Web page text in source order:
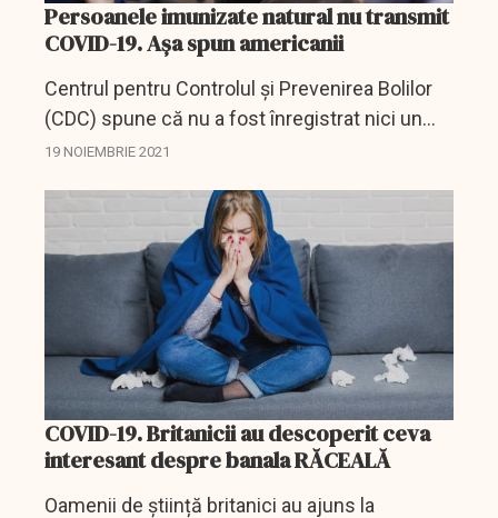
Persoanele imunizate natural nu transmit
COVID-19. Așa spun americanii
Centrul pentru Controlul și Prevenirea Bolilor
(CDC) spune că nu a fost înregistrat nici un
caz de persoane imunizate în mod natural,
19 NOIEMBRIE 2021
COVID-19. Britanicii au descoperit ceva
interesant despre banala RĂCEALĂ
Oamenii de știință britanici au ajuns la